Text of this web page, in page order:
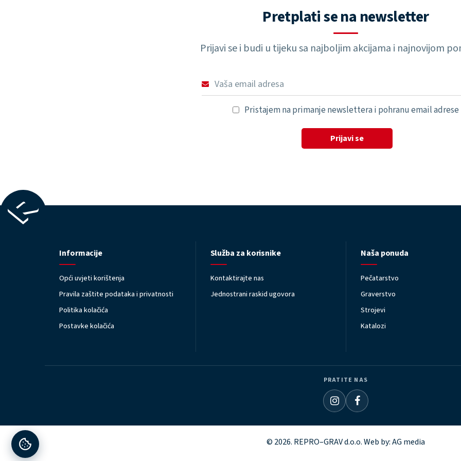
Pretplati se na newsletter
Prijavi se i budi u tijeku sa najboljim akcijama i najnovijom
Pristajem na primanje newslettera i pohranu email adrese
Prijavi se
Informacije
Opći uvjeti korištenja
Pravila zaštite podataka i privatnosti
Politika kolačića
Postavke kolačića
Služba za korisnike
Kontaktirajte nas
Jednostrani raskid ugovora
Naša ponuda
Pečatarstvo
Graverstvo
Strojevi
Katalozi
PRATITE NAS
© 2026. REPRO–GRAV d.o.o. Web by:AG media